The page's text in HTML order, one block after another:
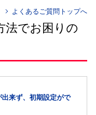
よくあるご質問トップへ
法でお困りの
来ず、初期設定がで